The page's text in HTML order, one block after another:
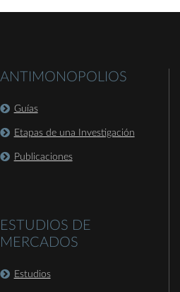
ANTIMONOPOLIOS
Guías
Etapas de una Investigación
Publicaciones
ESTUDIOS DE
MERCADOS
Estudios